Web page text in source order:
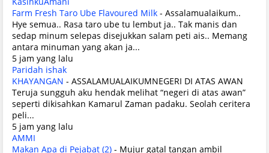
Farm Fresh Taro Ube Flavoured Milk - Assalamualaikum..
Hye semua.. Rasa taro ube tu lembut ja.. Tak manis dan
sedap minum selepas disejukkan salam peti ais.. Memang
antara minuman yang akan ja...
5 jam yang lalu
Paridah ishak
KHAYANGAN - ASSALAMUALAIKUMNEGERI DI ATAS AWAN
Teruja sungguh aku hendak melihat “negeri di atas awan”
seperti dikisahkan Kamarul Zaman padaku. Seolah ceritera
peli...
5 jam yang lalu
AMMI
Makan Apa di Pejabat (2) - Mujur gatal tangan ambil